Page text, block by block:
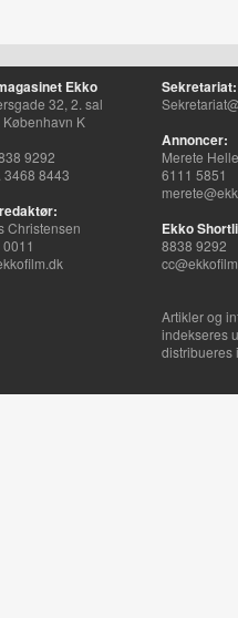
Ekko
32, 2. sal
København K
9292
3468 8443
Christensen
Sekretariat:
Annoncer:
Merete
6111 5851
Ekko
8838 9292
Artikler og
indekseres
distribueres